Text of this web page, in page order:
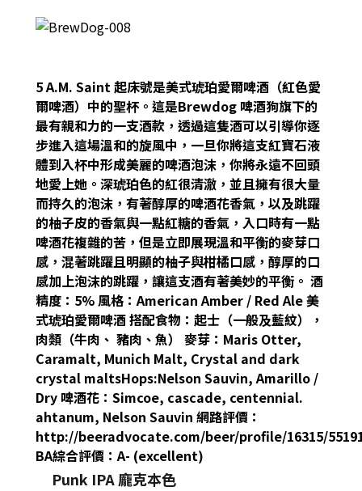
5 A.M. Saint 起床號是美式琥珀愛爾啤酒（紅色愛
爾啤酒）中的聖杯。這是Brewdog 啤酒狗旗下的
最有親和力的一支酒款，透過這隻酒可以引導你逐
步進入這場溫和的旋風中，一旦你將這支紅寶石液
體到入杯中形成美麗的啤酒泡沫，你將永遠不回頭
地愛上她。深琥珀色的紅很清澈，並且擁有很大量
而持久的泡沫，有著醇厚的啤酒花香氣，以及跳躍
的柚子皮的香氣與一點紅糖的香氣，入口時有一點
啤酒花複雜的苦，但是立即展現溫和平衡的麥芽口
感，混著跳躍且明顯的柚子與柑橘口感，醇厚的口
感加上泡沫的跳躍，讓這支酒有著美妙的平衡。 酒
精度：5% 風格：American Amber / Red Ale 美
式琥珀愛爾啤酒 搭配食物：起士（一般及藍紋），
肉類（牛肉、 豬肉、魚） 麥芽：Maris Otter,
Caramalt, Munich Malt, Crystal and dark
crystal maltsHops:Nelson Sauvin, Amarillo /
Dry 啤酒花：Simcoe, cascade, centennial.
ahtanum, Nelson Sauvin 網路評價：
http://beeradvocate.com/beer/profile/16315/
BA綜合評價：A- (excellent)
Punk IPA 龐克本色